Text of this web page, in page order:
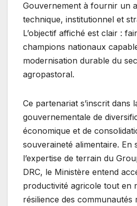
Gouvernement à fournir un
technique, institutionnel et
L’objectif affiché est clair :
champions nationaux
modernisation durable du
agropastoral.
Ce partenariat s’inscrit dans
gouvernementale de
économique et de
souveraineté alimentaire. En
l’expertise de terrain du
DRC, le Ministère entend
productivité agricole tout en
résilience des communautés